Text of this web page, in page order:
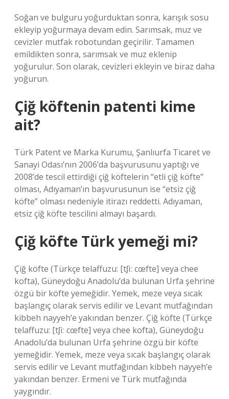
Soğan ve bulguru yoğurduktan sonra, karışık sosu
ekleyip yoğurmaya devam edin. Sarımsak, muz ve
cevizler mutfak robotundan geçirilir. Tamamen
emildikten sonra, sarımsak ve muz eklenip
yoğurulur. Son olarak, cevizleri ekleyin ve biraz daha
yoğurun.
Çiğ köftenin patenti kime
ait?
Türk Patent ve Marka Kurumu, Şanlıurfa Ticaret ve
Sanayi Odası’nın 2006’da başvurusunu yaptığı ve
2008’de tescil ettirdiği çiğ köftelerin “etli çiğ köfte”
olması, Adıyaman’ın başvurusunun ise “etsiz çiğ
köfte” olması nedeniyle itirazı reddetti. Adıyaman,
etsiz çiğ köfte tescilini almayı başardı.
Çiğ köfte Türk yemeği mi?
Çiğ köfte (Türkçe telaffuzu: [tʃiː cœfte] veya chee
kofta), Güneydoğu Anadolu’da bulunan Urfa şehrine
özgü bir köfte yemeğidir. Yemek, meze veya sıcak
başlangıç ​​olarak servis edilir ve Levant mutfağından
kibbeh nayyeh’e yakından benzer. Çiğ köfte (Türkçe
telaffuzu: [tʃiː cœfte] veya chee kofta), Güneydoğu
Anadolu’da bulunan Urfa şehrine özgü bir köfte
yemeğidir. Yemek, meze veya sıcak başlangıç ​​olarak
servis edilir ve Levant mutfağından kibbeh nayyeh’e
yakından benzer. Ermeni ve Türk mutfağında
yaygındır.